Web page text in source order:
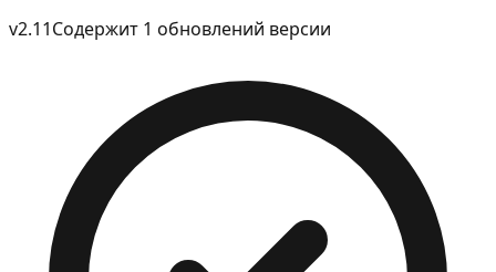
v2.11Содержит 1 обновлений версии